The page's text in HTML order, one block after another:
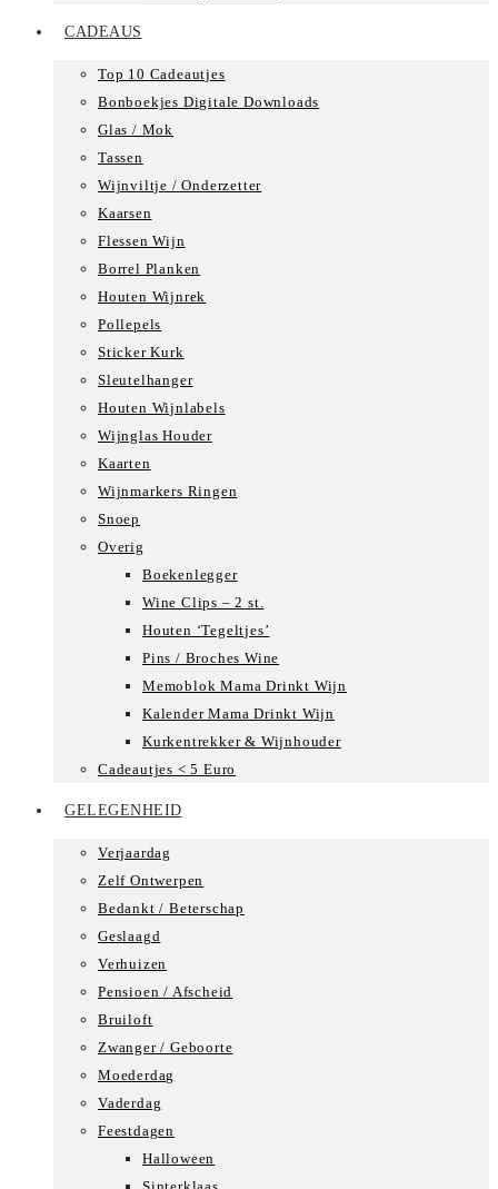
CADEAUS
Top 10 Cadeautjes
Bonboekjes Digitale Downloads
Glas / Mok
Tassen
Wijnviltje / Onderzetter
Kaarsen
Flessen Wijn
Borrel Planken
Houten Wijnrek
Pollepels
Sticker Kurk
Sleutelhanger
Houten Wijnlabels
Wijnglas Houder
Kaarten
Wijnmarkers Ringen
Snoep
Overig
Boekenlegger
Wine Clips – 2 st.
Houten ‘Tegeltjes’
Pins / Broches Wine
Memoblok Mama Drinkt Wijn
Kalender Mama Drinkt Wijn
Kurkentrekker & Wijnhouder
Cadeautjes < 5 Euro
GELEGENHEID
Verjaardag
Zelf Ontwerpen
Bedankt / Beterschap
Geslaagd
Verhuizen
Pensioen / Afscheid
Bruiloft
Zwanger / Geboorte
Moederdag
Vaderdag
Feestdagen
Halloween